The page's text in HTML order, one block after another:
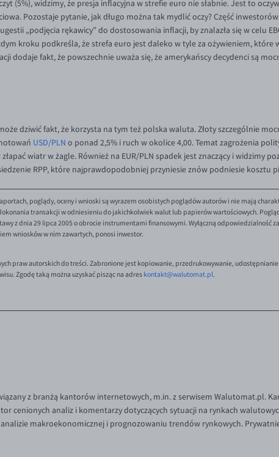
(5%), widzimy, że presja inflacyjna w strefie euro nie słabnie. Jest to
Pozostaje pytanie, jak długo można tak mydlić oczy? Część
„podjęcia rękawicy” do dostosowania inflacji, by znalazła się w celu
kroku podkreśla, że strefa euro jest daleko w tyle za ożywieniem,
dodaje fakt, że powszechnie uważa się, że amerykańscy decydenci są
dziwić fakt, że korzysta na tym też polska waluta. Złoty szczególnie
USD/PLN o ponad 2,5% i ruch w okolice 4,00. Temat zagrożenia
złapać wiatr w żagle. Również na EUR/PLN spadek jest znaczący i widzimy
RPP, które najprawdopodobniej przyniesie znów podniesie kosztu
poglądy, oceny i wnioski są wyrazem osobistych poglądów autorów i nie mają
transakcji w odniesieniu do jakichkolwiek walut lub papierów wartościowych.
z dnia 29 lipca 2005 o obrocie instrumentami finansowymi. Wyłączną odpowiedzialność
wniosków w nim zawartych, ponosi inwestor.
praw autorskich do treści. Zabronione jest kopiowanie, przedrukowywanie,
Zgodę taką można uzyskać pisząc na adres kontakt@walutomat.pl.
z branżą kantorów internetowych, m.in. z serwisem Walutomat.pl.
cenionych analiz i komentarzy dotyczących sytuacji na rynkach
makroekonomicznej i prognozowaniu trendów rynkowych.